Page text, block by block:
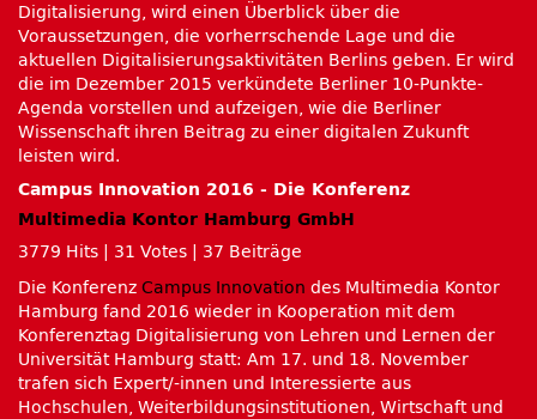
Digitalisierung, wird einen Überblick über die
Voraussetzungen, die vorherrschende Lage und die
aktuellen Digitalisierungsaktivitäten Berlins geben. Er wird
die im Dezember 2015 verkündete Berliner 10-Punkte-
Agenda vorstellen und aufzeigen, wie die Berliner
Wissenschaft ihren Beitrag zu einer digitalen Zukunft
leisten wird.
Campus Innovation 2016 - Die Konferenz
Multimedia Kontor Hamburg GmbH
3779 Hits
31 Votes
37 Beiträge
Die Konferenz Campus Innovation des Multimedia Kontor
Hamburg fand 2016 wieder in Kooperation mit dem
Konferenztag Digitalisierung von Lehren und Lernen der
Universität Hamburg statt: Am 17. und 18. November
trafen sich Expert/-innen und Interessierte aus
Hochschulen, Weiterbildungsinstitutionen, Wirtschaft und